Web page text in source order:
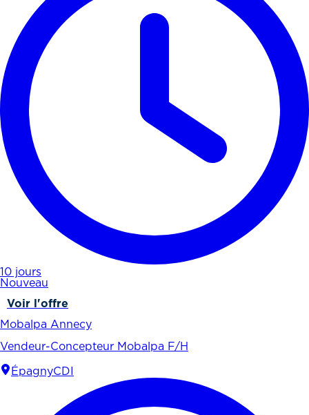
10 jours
Nouveau
Voir l'offre
Mobalpa Annecy
Vendeur-Concepteur Mobalpa F/H
ÉpagnyCDI